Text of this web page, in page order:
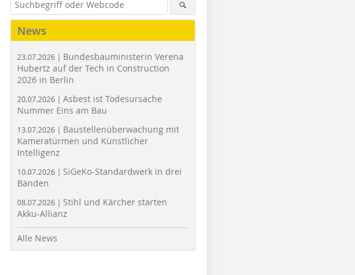
News
23.07.2026 | Bundesbauministerin Verena
Hubertz auf der Tech in Construction
2026 in Berlin
20.07.2026 | Asbest ist Todesursache
Nummer Eins am Bau
13.07.2026 | Baustellenüberwachung mit
Kameratürmen und Künstlicher
Intelligenz
10.07.2026 | SiGeKo-Standardwerk in drei
Bänden
08.07.2026 | Stihl und Kärcher starten
Akku-Allianz
Alle News